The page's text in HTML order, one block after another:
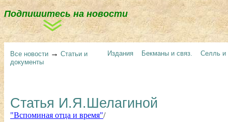
Подпишитесь на новости
Все новости → Статьи и
документы
Издания Бекманы и связ. Селль и
Статья И.Я.Шелагиной
"Вспоминая отца и время"/